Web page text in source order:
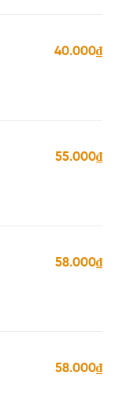
40.000₫
55.000₫
58.000₫
58.000₫